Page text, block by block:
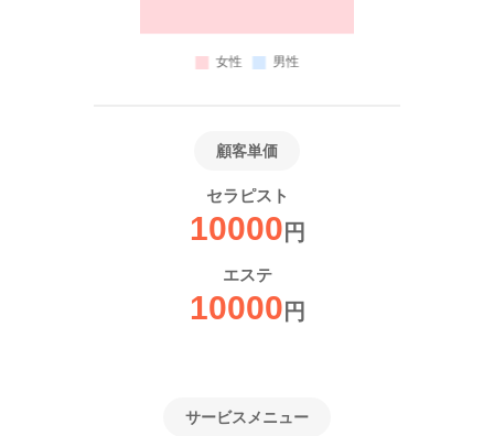
顧客単価
セラピスト
10000 円
エステ
10000 円
サービスメニュー